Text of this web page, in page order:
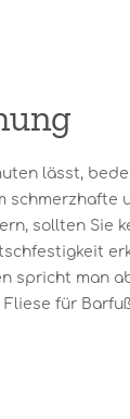
lässt,
schmerzhafte
sollten Sie
spricht man
für